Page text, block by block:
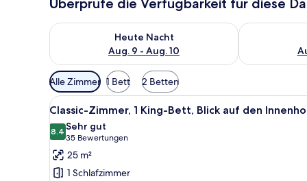
Heute Nacht
Aug. 9 - Aug. 10
Überprüfe die Verfügbarkeit für heute Nacht, Aug. 9
Überprüfe
Verfügbare
Filter
für
Zimmer
Alle Zimmer 1 Bett 2 Betten
Alle
Fotos
für
Classic-
Zimmer,
Ein Hotelzimmer mit einem
7
Classic-Zimmer, 1 King-Bett, Blick auf den
8.48.4 von 10
Sehr gut
35 Bewertungen
(35
Bewertungen)
25 m²
1 Schlafzimmer